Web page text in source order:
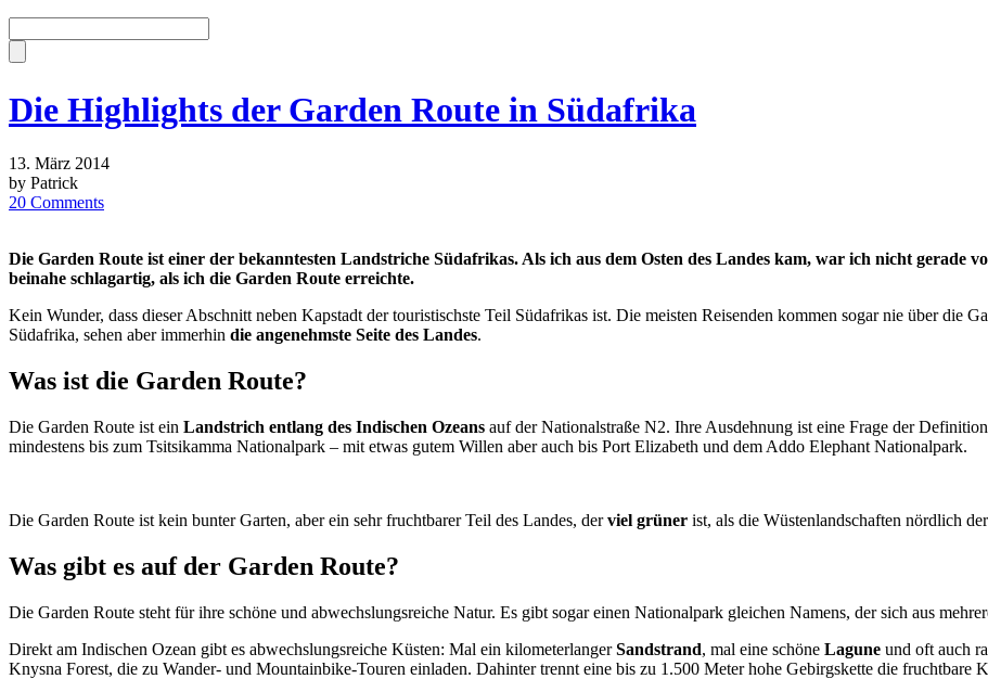
Die Highlights der Garden Route in Südafrika
13. März 2014
by Patrick
20 Comments
Die Garden Route ist einer der bekanntesten Landstriche Südafrikas. Als ich aus dem Osten des Landes kam, war ich nicht gerade
beinahe schlagartig, als ich die Garden Route erreichte.
Kein Wunder, dass dieser Abschnitt neben Kapstadt der touristischste Teil Südafrikas ist. Die meisten Reisenden kommen sogar nie über die
Südafrika, sehen aber immerhin die angenehmste Seite des Landes.
Was ist die Garden Route?
Die Garden Route ist ein Landstrich entlang des Indischen Ozeans auf der Nationalstraße N2. Ihre Ausdehnung ist eine Frage der
mindestens bis zum Tsitsikamma Nationalpark – mit etwas gutem Willen aber auch bis Port Elizabeth und dem Addo Elephant Nationalpark.
Die Garden Route ist kein bunter Garten, aber ein sehr fruchtbarer Teil des Landes, derviel grüner ist, als die Wüstenlandschaften nördlich
Was gibt es auf der Garden Route?
Die Garden Route steht für ihre schöne und abwechslungsreiche Natur. Es gibt sogar einen Nationalpark gleichen Namens, der sich aus
Direkt am Indischen Ozean gibt es abwechslungsreiche Küsten: Mal ein kilometerlangerSandstrand, mal eine schöne Lagune und oft auch
Knysna Forest, die zu Wander- und Mountainbike-Touren einladen. Dahinter trennt eine bis zu 1.500 Meter hohe Gebirgskette die fruchtbare